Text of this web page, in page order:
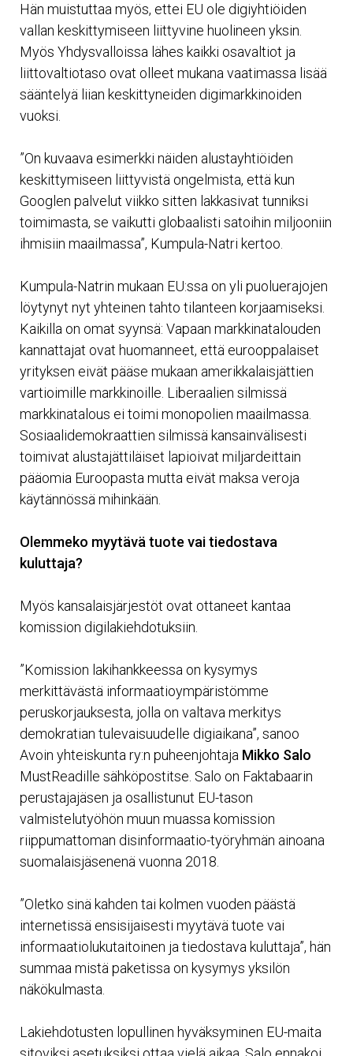
Hän muistuttaa myös, ettei EU ole digiyhtiöiden
vallan keskittymiseen liittyvine huolineen yksin.
Myös Yhdysvalloissa lähes kaikki osavaltiot ja
liittovaltiotaso ovat olleet mukana vaatimassa lisää
sääntelyä liian keskittyneiden digimarkkinoiden
vuoksi.
”On kuvaava esimerkki näiden alustayhtiöiden
keskittymiseen liittyvistä ongelmista, että kun
Googlen palvelut viikko sitten lakkasivat tunniksi
toimimasta, se vaikutti globaalisti satoihin miljooniin
ihmisiin maailmassa”, Kumpula-Natri kertoo.
Kumpula-Natrin mukaan EU:ssa on yli puoluerajojen
löytynyt nyt yhteinen tahto tilanteen korjaamiseksi.
Kaikilla on omat syynsä: Vapaan markkinatalouden
kannattajat ovat huomanneet, että eurooppalaiset
yrityksen eivät pääse mukaan amerikkalaisjättien
vartioimille markkinoille. Liberaalien silmissä
markkinatalous ei toimi monopolien maailmassa.
Sosiaalidemokraattien silmissä kansainvälisesti
toimivat alustajättiläiset lapioivat miljardeittain
pääomia Euroopasta mutta eivät maksa veroja
käytännössä mihinkään.
Olemmeko myytävä tuote vai tiedostava
kuluttaja?
Myös kansalaisjärjestöt ovat ottaneet kantaa
komission digilakiehdotuksiin.
”Komission lakihankkeessa on kysymys
merkittävästä informaatioympäristömme
peruskorjauksesta, jolla on valtava merkitys
demokratian tulevaisuudelle digiaikana”, sanoo
Avoin yhteiskunta ry:n puheenjohtaja Mikko Salo
MustReadille sähköpostitse. Salo on Faktabaarin
perustajajäsen ja osallistunut EU-tason
valmistelutyöhön muun muassa komission
riippumattoman disinformaatio-työryhmän ainoana
suomalaisjäsenenä vuonna 2018.
”Oletko sinä kahden tai kolmen vuoden päästä
internetissä ensisijaisesti myytävä tuote vai
informaatiolukutaitoinen ja tiedostava kuluttaja”, hän
summaa mistä paketissa on kysymys yksilön
näkökulmasta.
Lakiehdotusten lopullinen hyväksyminen EU-maita